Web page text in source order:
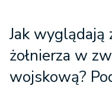
Jak
żołnierza w
wojskową?